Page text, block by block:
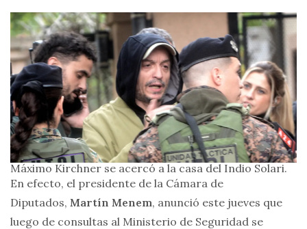
Máximo Kirchner se acercó a la casa del Indio Solari.
En efecto, el presidente de la Cámara de
Diputados, Martín Menem, anunció este jueves que
luego de consultas al Ministerio de Seguridad se